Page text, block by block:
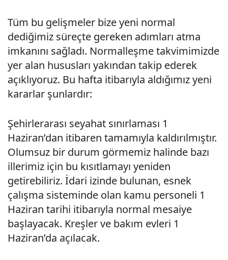
Tüm bu gelişmeler bize yeni normal
dediğimiz süreçte gereken adımları atma
imkanını sağladı. Normalleşme takvimimizde
yer alan hususları yakından takip ederek
açıklıyoruz. Bu hafta itibarıyla aldığımız yeni
kararlar şunlardır:
Şehirlerarası seyahat sınırlaması 1
Haziran’dan itibaren tamamıyla kaldırılmıştır.
Olumsuz bir durum görmemiz halinde bazı
illerimiz için bu kısıtlamayı yeniden
getirebiliriz. İdari izinde bulunan, esnek
çalışma sisteminde olan kamu personeli 1
Haziran tarihi itibarıyla normal mesaiye
başlayacak. Kreşler ve bakım evleri 1
Haziran’da açılacak.